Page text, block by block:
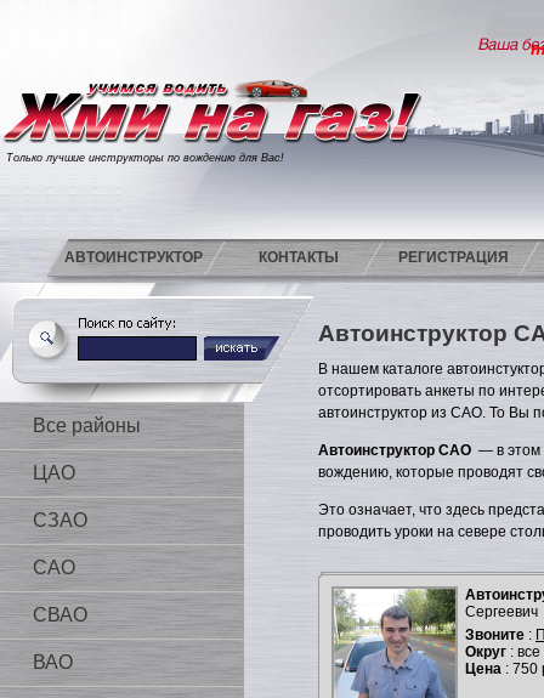
Только лучшие инструкторы по вождению для Вас!
АВТОИНСТРУКТОР КОНТАКТЫ РЕГИСТРАЦИЯ
Все районы
ЦАО
СЗАО
САО
СВАО
ВАО
Автоинструктор
В нашем каталоге
отсортировать анкеты по
автоинструктор из САО. То Вы
Автоинструктор САО — в этом
вождению, которые проводят
Это означает, что здесь
проводить уроки на севере
Сергеевич
Звоните :
Округ : все
Цена : 750